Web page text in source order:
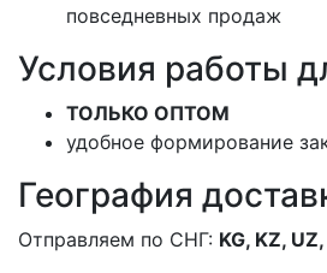
повседневных продаж
Условия работы
ТОЛЬКО ОПТОМ
удобное формирование
География
Отправляем по СНГ: KG, KZ,